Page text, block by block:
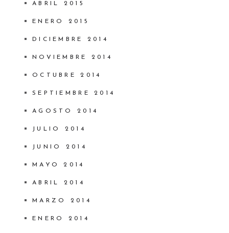
ABRIL 2015
ENERO 2015
DICIEMBRE 2014
NOVIEMBRE 2014
OCTUBRE 2014
SEPTIEMBRE 2014
AGOSTO 2014
JULIO 2014
JUNIO 2014
MAYO 2014
ABRIL 2014
MARZO 2014
ENERO 2014